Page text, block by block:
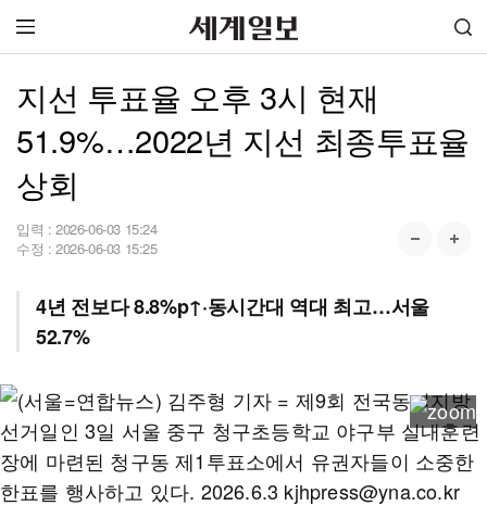
지선 투표율 오후 3시 현재
51.9%…2022년 지선 최종투표율
상회
입력 : 2026-06-03 15:24
수정 : 2026-06-03 15:25
4년 전보다 8.8%p↑·동시간대 역대 최고…서울
52.7%